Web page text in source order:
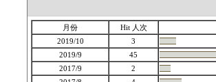
月份
Hit 人次
2019/10
3
2019/9
45
2017/9
2